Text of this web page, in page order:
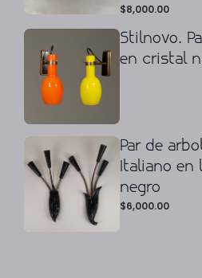
$8,000.00
Stilnovo.
en cristal
Par de
Italiano en
negro
$6,000.00